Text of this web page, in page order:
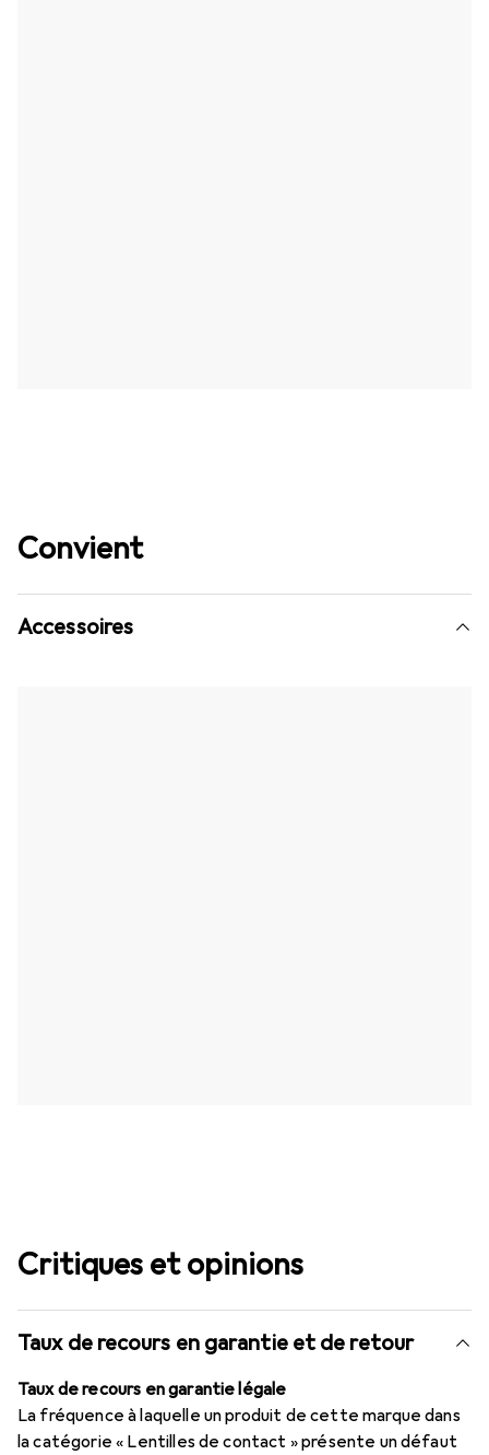
Convient
Accessoires
Critiques et opinions
Taux de recours en garantie et de retour
Taux de recours en garantie légale
La fréquence à laquelle un produit de cette marque dans
la catégorie « Lentilles de contact » présente un défaut